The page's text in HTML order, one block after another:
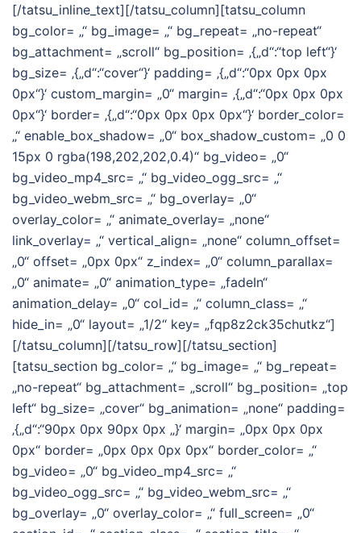
[/tatsu_inline_text][/tatsu_column][tatsu_column
bg_color= „“ bg_image= „“ bg_repeat= „no-repeat“
bg_attachment= „scroll“ bg_position= ‚{„d“:“top left“}‘
bg_size= ‚{„d“:“cover“}‘ padding= ‚{„d“:“0px 0px 0px
0px“}‘ custom_margin= „0“ margin= ‚{„d“:“0px 0px 0px
0px“}‘ border= ‚{„d“:“0px 0px 0px 0px“}‘ border_color=
„“ enable_box_shadow= „0“ box_shadow_custom= „0 0
15px 0 rgba(198,202,202,0.4)“ bg_video= „0“
bg_video_mp4_src= „“ bg_video_ogg_src= „“
bg_video_webm_src= „“ bg_overlay= „0“
overlay_color= „“ animate_overlay= „none“
link_overlay= „“ vertical_align= „none“ column_offset=
„0“ offset= „0px 0px“ z_index= „0“ column_parallax=
„0“ animate= „0“ animation_type= „fadeIn“
animation_delay= „0“ col_id= „“ column_class= „“
hide_in= „0“ layout= „1/2“ key= „fqp8z2ck35chutkz“]
[/tatsu_column][/tatsu_row][/tatsu_section]
[tatsu_section bg_color= „“ bg_image= „“ bg_repeat=
„no-repeat“ bg_attachment= „scroll“ bg_position= „top
left“ bg_size= „cover“ bg_animation= „none“ padding=
‚{„d“:“90px 0px 90px 0px „}‘ margin= „0px 0px 0px
0px“ border= „0px 0px 0px 0px“ border_color= „“
bg_video= „0“ bg_video_mp4_src= „“
bg_video_ogg_src= „“ bg_video_webm_src= „“
bg_overlay= „0“ overlay_color= „“ full_screen= „0“